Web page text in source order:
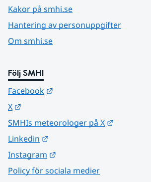
Kakor på smhi.se
Hantering av personuppgifter
Om smhi.se
Följ SMHI
Facebook
X
SMHIs meteorologer på X
Linkedin
Instagram
Policy för sociala medier